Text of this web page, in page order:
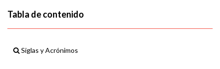
Tabla de contenido
Siglas y Acrónimos